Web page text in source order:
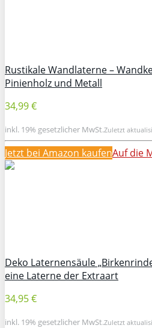
Rustikale Wandlaterne –
Pinienholz und Metall
34,99 €
inkl. 19% gesetzlicher MwSt.Zuletzt
Jetzt bei Amazon kaufenAuf die
Deko Laternensäule
eine Laterne der Extraart
34,95 €
inkl. 19% gesetzlicher MwSt.Zuletzt